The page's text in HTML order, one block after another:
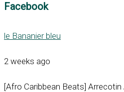
Facebook
le Bananier bleu
2 weeks ago
[Afro Caribbean Beats]